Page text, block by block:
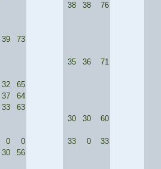
38 38
76
39
73
35 36
71
32
65
37
64
33
63
30 30
60
0 0 33 0
33
30
56